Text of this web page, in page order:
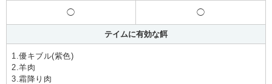
◯ ◯
テイムに有効な餌
1.優キブル(紫色)
2.羊肉
3.霜降り肉